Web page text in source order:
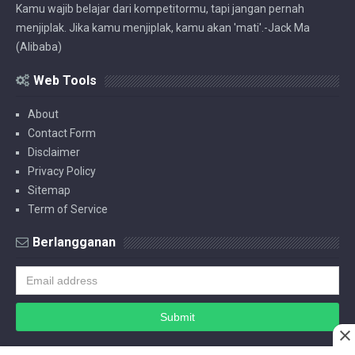
Kamu wajib belajar dari kompetitormu, tapi jangan pernah
menjiplak. Jika kamu menjiplak, kamu akan 'mati'.-Jack Ma
(Alibaba)
Web Tools
About
Contact Form
Disclaimer
Privacy Policy
Sitemap
Term of Service
Berlangganan